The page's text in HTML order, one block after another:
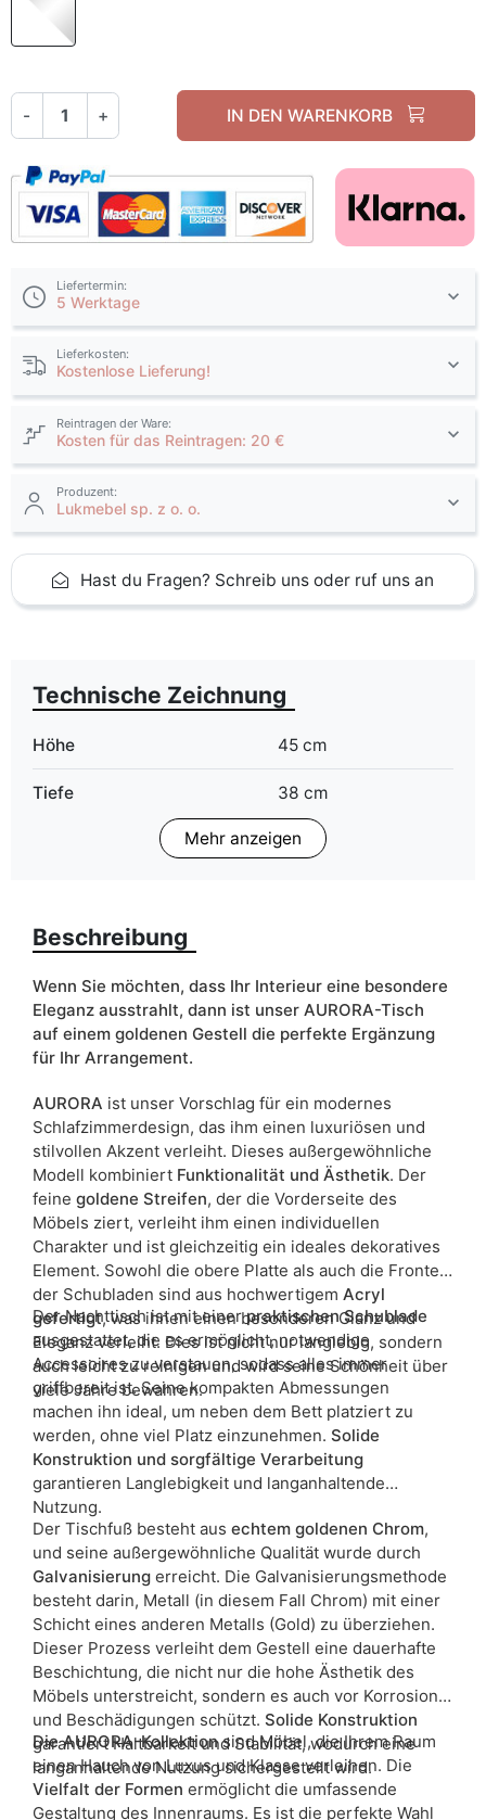
- + IN DEN WARENKORB
Liefertermin:
5 Werktage
Lieferkosten:
Kostenlose Lieferung!
Reintragen der Ware:
Kosten für das Reintragen: 20 €
Produzent:
Lukmebel sp. z o. o.
Hast du Fragen? Schreib uns oder ruf uns an
Technische Zeichnung
Höhe 45 cm
Tiefe 38 cm
Glanz
Schubladen
Breite 48 cm
Schranktyp Stehend
Liefertermin: 5 Werktage
Aufgrund des Produktionsprozesses und der
Materialeigenschaften sind Maßabweichungen von +/- 2–3 cm
möglich.
Mehr anzeigen
Beschreibung
Wenn Sie möchten, dass Ihr Interieur eine besondere
Eleganz ausstrahlt, dann ist unser AURORA-Tisch
auf einem goldenen Gestell die perfekte Ergänzung
für Ihr Arrangement.
AURORA ist unser Vorschlag für ein modernes
Schlafzimmerdesign, das ihm einen luxuriösen und
stilvollen Akzent verleiht. Dieses außergewöhnliche
Modell kombiniert Funktionalität und Ästhetik. Der
feine goldene Streifen, der die Vorderseite des
Möbels ziert, verleiht ihm einen individuellen
Charakter und ist gleichzeitig ein ideales dekoratives
Element. Sowohl die obere Platte als auch die Fronten
der Schubladen sind aus hochwertigem Acryl
gefertigt, was ihnen einen besonderen Glanz und
Eleganz verleiht. Dies ist nicht nur langlebig, sondern
auch leicht zu reinigen und wird seine Schönheit über
viele Jahre bewahren.
Der Nachttisch ist mit einerpraktischen Schublade
ausgestattet, die es ermöglicht, notwendige
Accessoires zu verstauen, sodass alles immer
griffbereit ist. Seine kompakten Abmessungen
machen ihn ideal, um neben dem Bett platziert zu
werden, ohne viel Platz einzunehmen. Solide
Konstruktion und sorgfältige Verarbeitung
garantieren Langlebigkeit und langanhaltende
Nutzung.
Der Tischfuß besteht aus echtem goldenen Chrom,
und seine außergewöhnliche Qualität wurde durch
Galvanisierung erreicht. Die Galvanisierungsmethode
besteht darin, Metall (in diesem Fall Chrom) mit einer
Schicht eines anderen Metalls (Gold) zu überziehen.
Dieser Prozess verleiht dem Gestell eine dauerhafte
Beschichtung, die nicht nur die hohe Ästhetik des
Möbels unterstreicht, sondern es auch vor Korrosion
und Beschädigungen schützt. Solide Konstruktion
garantiert Haltbarkeit und Stabilität, wodurch eine
langanhaltende Nutzung sichergestellt wird.
Die AURORA-Kollektionsind Möbel, die Ihrem Raum
einen Hauch von Luxus und Klasse verleihen. Die
Vielfalt der Formen ermöglicht die umfassende
Gestaltung des Innenraums. Es ist die perfekte Wahl